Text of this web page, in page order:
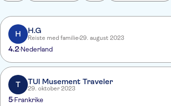
H H.G
Reiste med familie 29. august 2023
4.2 Nederland
T TUI Musement Traveler
29. oktober 2023
5 Frankrike